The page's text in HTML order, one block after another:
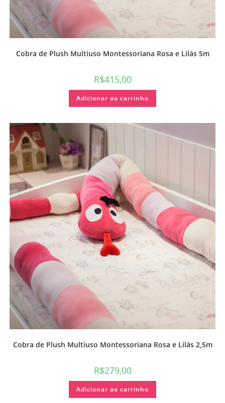
Cobra de Plush Multiuso Montessoriana Rosa e Lilás 5m
R$415,00
Adicionar ao carrinho
Cobra de Plush Multiuso Montessoriana Rosa e Lilás 2,5m
R$279,00
Adicionar ao carrinho